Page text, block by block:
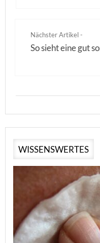
Nächster Artikel -
So sieht eine gut
WISSENSWERTES